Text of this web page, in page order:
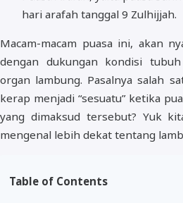
hari arafah tanggal 9 Zulhijjah.
Macam-macam puasa ini, akan
dengan dukungan kondisi
organ lambung. Pasalnya salah
kerap menjadi “sesuatu” ketika
yang dimaksud tersebut? Yuk
mengenal lebih dekat tentang
Table of Contents